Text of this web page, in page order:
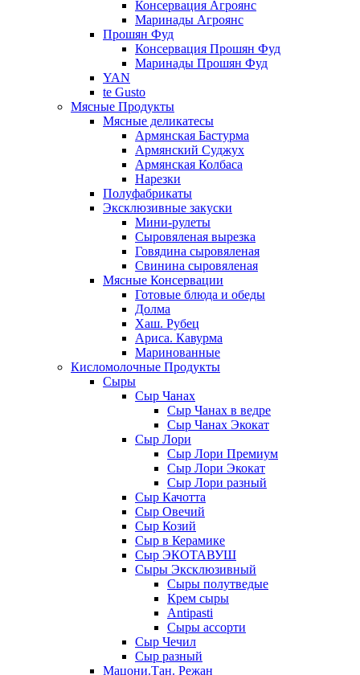
Консервация Агроянс
Маринады Агроянс
Прошян Фуд
Консервация Прошян Фуд
Маринады Прошян Фуд
YAN
te Gusto
Мясные Продукты
Мясные деликатесы
Армянская Бастурма
Армянский Суджух
Армянская Колбаса
Нарезки
Полуфабрикаты
Эксклюзивные закуски
Мини-рулеты
Сыровяленая вырезка
Говядина сыровяленая
Свинина сыровяленая
Мясные Консервации
Готовые блюда и обеды
Долма
Хаш. Рубец
Ариса. Кавурма
Маринованные
Кисломолочные Продукты
Сыры
Сыр Чанах
Сыр Чанах в ведре
Сыр Чанах Экокат
Сыр Лори
Сыр Лори Премиум
Сыр Лори Экокат
Сыр Лори разный
Сыр Качотта
Сыр Овечий
Сыр Козий
Сыр в Керамике
Сыр ЭКОТАВУШ
Сыры Эксклюзивный
Сыры полутведые
Крем сыры
Antipasti
Сыры ассорти
Сыр Чечил
Сыр разный
Мацони.Тан. Режан